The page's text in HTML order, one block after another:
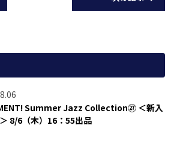
Summer Jazz Collection㉗ ＜新入
8/6（木）16：55出品